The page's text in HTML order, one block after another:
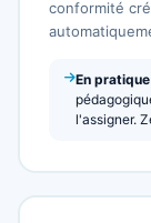
conformité
En pratique
l'assigner.